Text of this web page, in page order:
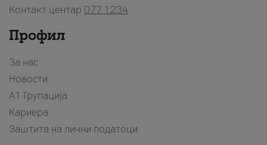
Контакт центар 077 1234
Профил
За нас
Новости
А1 Групација
Кариера
Заштита на лични податоци